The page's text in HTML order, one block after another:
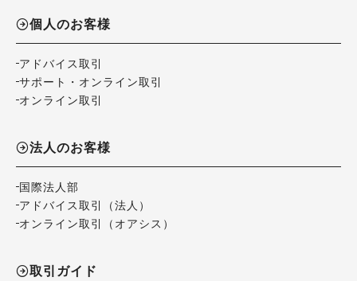
個人のお客様
アドバイス取引
サポート・オンライン取引
オンライン取引
法人のお客様
国際法人部
アドバイス取引（法人）
オンライン取引（オアシス）
取引ガイド